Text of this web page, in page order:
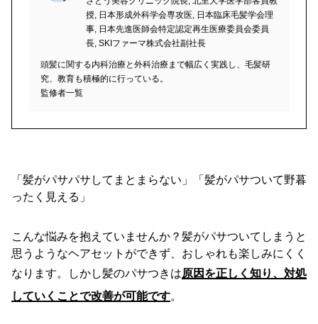
授, 日本形成外科学会専攻医, 日本臨床毛髪学会理
事, 日本先進医師会特定認定再生医療委員会委員
長, SKIファーマ株式会社副社長
頭髪に関する内科治療と外科治療まで幅広く実践し、毛髪研
究、教育も積極的に行っている。
監修者一覧
「髪がパサパサしてまとまらない」「髪がパサついて野暮
ったく見える」
こんな悩みを抱えていませんか？髪がパサついてしまうと
思うようなヘアセットができず、おしゃれも楽しみにくく
なります。しかし髪のパサつきは原因を正しく知り、対処
していくことで改善が可能です。